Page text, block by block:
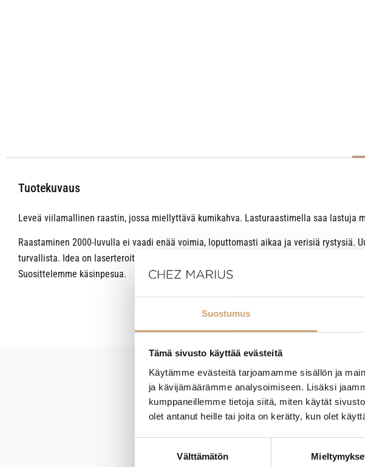
Suostumus
Tämä sivusto käyttää evästeitä
Käytämme evästeitä tarjoamamme sisällön ja
ja kävijämäärämme analysoimiseen. Lisäksi
kumppaneillemme tietoja siitä, miten käytät
olet antanut heille tai joita on kerätty, kun olet
Välttämätön
Tuotekuvaus
Leveä viilamallinen raastin, jossa miellyttävä kumikahva. Lasturaastimella saa lastuja
Raastaminen 2000-luvulla ei vaadi enää voimia, loputtomasti aikaa ja verisiä rystysiä.
turvallista. Idea on laserteroitetuissa terissä, joista jokainen on oma veitsenteränsä, ei
Suosittelemme käsinpesua.
-